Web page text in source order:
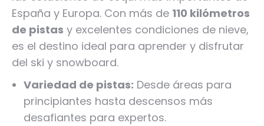
España y Europa. Con más de 110 kilómetros
de pistas y excelentes condiciones de nieve,
es el destino ideal para aprender y disfrutar
del ski y snowboard.
Variedad de pistas: Desde áreas para
principiantes hasta descensos más
desafiantes para expertos.